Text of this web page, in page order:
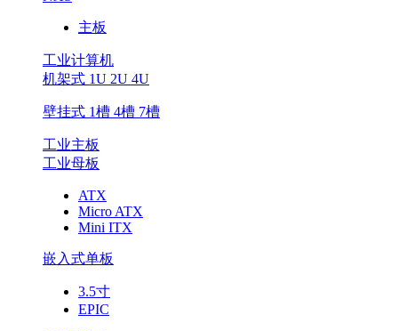
主板
工业计算机
机架式 1U 2U 4U
壁挂式 1槽 4槽 7槽
工业主板
工业母板
ATX
Micro ATX
Mini ITX
嵌入式单板
3.5寸
EPIC